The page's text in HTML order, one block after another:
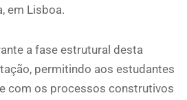
em Lisboa.
a fase estrutural desta
permitindo aos estudantes
com os processos construtivos